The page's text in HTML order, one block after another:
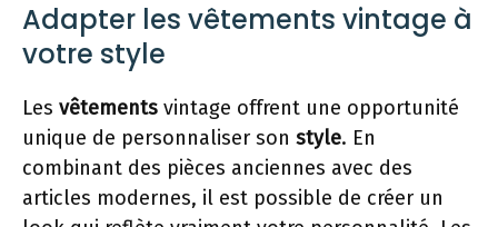
Adapter les vêtements vintage à
votre style
Les vêtements vintage offrent une opportunité
unique de personnaliser son style. En
combinant des pièces anciennes avec des
articles modernes, il est possible de créer un